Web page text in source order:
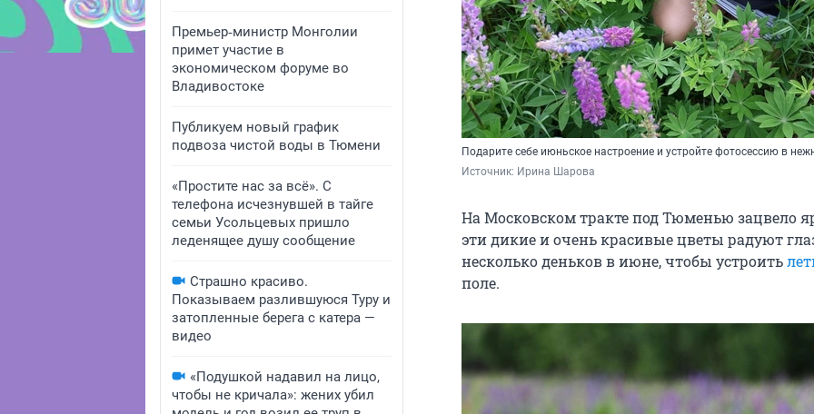
Премьер‑министр Монголии
примет участие в
экономическом форуме во
Владивостоке
Публикуем новый график
подвоза чистой воды в Тюмени
«Простите нас за всё». С
телефона исчезнувшей в тайге
семьи Усольцевых пришло
леденящее душу сообщение
Страшно красиво.
Показываем разлившуюся Туру и
затопленные берега с катера —
видео
«Подушкой надавил на лицо,
чтобы не кричала»: жених убил
Подарите себе июньское настроение и устройте фотосессию в
Источник: Ирина Шарова
На Московском тракте под Тюменью зацвело
эти дикие и очень красивые цветы радуют
несколько деньков в июне, чтобы устроить
поле.